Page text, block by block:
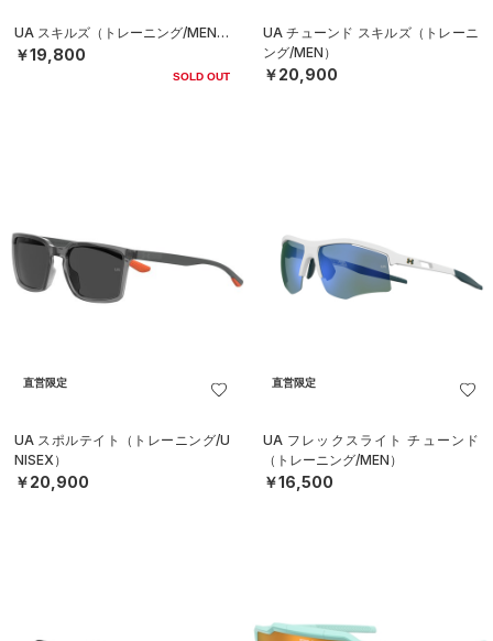
UA スキルズ（トレーニング/MEN）
￥19,800
SOLD OUT
UA チューンド スキルズ（トレーニ
ング/MEN）
￥20,900
直営限定
UA スポルテイト（トレーニング/U
NISEX）
￥20,900
直営限定
UA フレックスライト チューンド
（トレーニング/MEN）
￥16,500